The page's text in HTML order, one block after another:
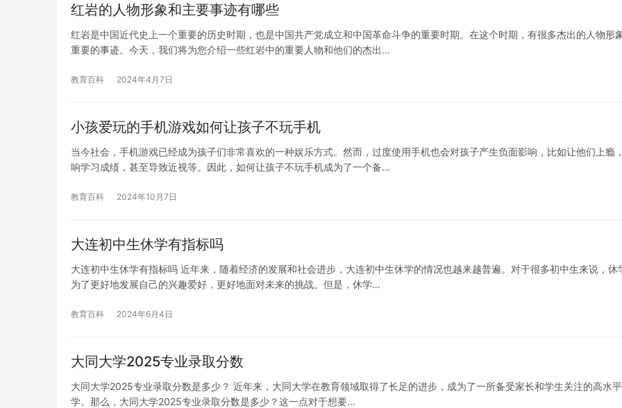
红岩的人物形象和主要事迹有哪些
红岩是中国近代史上一个重要的历史时期，也是中国共产党成立和中国革命斗争的重要时期。在这个时期，有很多杰出的人物形
重要的事迹。今天，我们将为您介绍一些红岩中的重要人物和他们的杰出…
教育百科 2024年4月7日
小孩爱玩的手机游戏如何让孩子不玩手机
当今社会，手机游戏已经成为孩子们非常喜欢的一种娱乐方式。然而，过度使用手机也会对孩子产生负面影响，比如让他们上瘾
响学习成绩，甚至导致近视等。因此，如何让孩子不玩手机成为了一个备…
教育百科 2024年10月7日
大连初中生休学有指标吗
大连初中生休学有指标吗 近年来，随着经济的发展和社会进步，大连初中生休学的情况也越来越普遍。对于很多初中生来说，休
为了更好地发展自己的兴趣爱好，更好地面对未来的挑战。但是，休学…
教育百科 2024年6月4日
大同大学2025专业录取分数
大同大学2025专业录取分数是多少？ 近年来，大同大学在教育领域取得了长足的进步，成为了一所备受家长和学生关注的高水
学。那么，大同大学2025专业录取分数是多少？这一点对于想要…